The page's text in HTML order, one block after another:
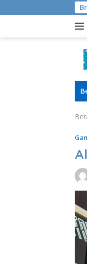
ke
Masih Di